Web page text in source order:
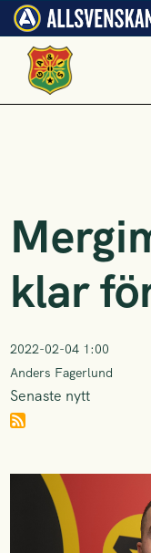
klar
2022-02-04 1:00
Anders Fagerlund
Senaste nytt